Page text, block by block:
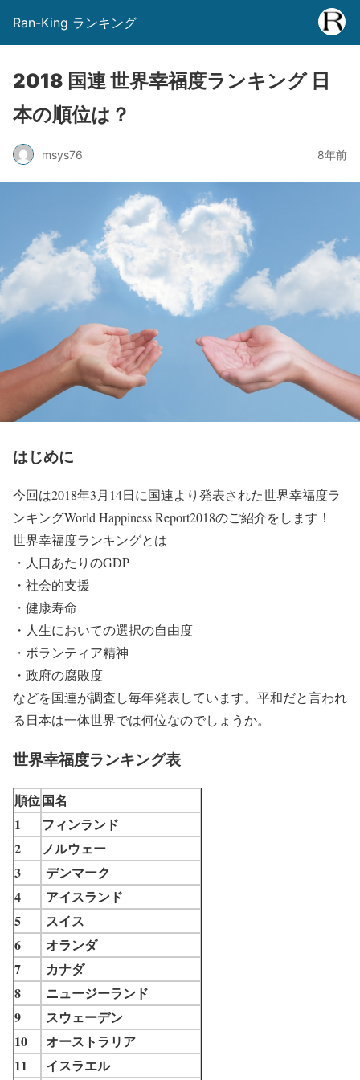
Ran-King ランキング
2018 国連 世界幸福度ランキング 日
本の順位は？
msys76 8年前
はじめに
今回は2018年3月14日に国連より発表された世界幸福度ラ
ンキングWorld Happiness Report2018のご紹介をします！
世界幸福度ランキングとは
・人口あたりのGDP
・社会的支援
・健康寿命
・人生においての選択の自由度
・ボランティア精神
・政府の腐敗度
などを国連が調査し毎年発表しています。平和だと言われ
る日本は一体世界では何位なのでしょうか。
世界幸福度ランキング表
順位国名
1
フィンランド
2
ノルウェー
3
デンマーク
4
アイスランド
5
スイス
6
オランダ
7
カナダ
8
ニュージーランド
9
スウェーデン
10
オーストラリア
11
イスラエル